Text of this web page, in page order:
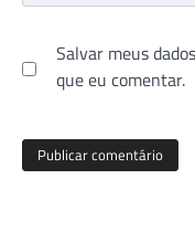
Salvar meus
que eu comentar.